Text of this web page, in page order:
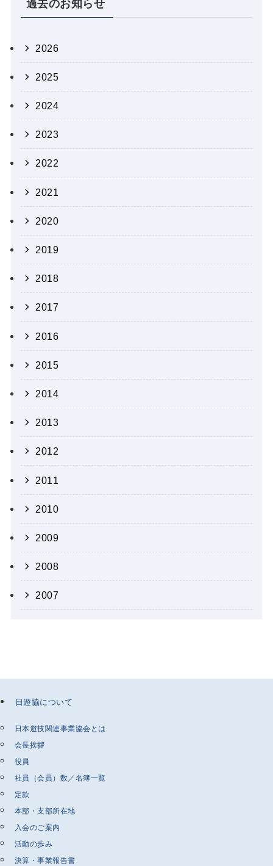
過去のお知らせ
2026
2025
2024
2023
2022
2021
2020
2019
2018
2017
2016
2015
2014
2013
2012
2011
2010
2009
2008
2007
日遊協について
日本遊技関連事業協会とは
会長挨拶
役員
社員（会員）数／名簿一覧
定款
本部・支部所在地
入会のご案内
活動の歩み
決算・事業報告書